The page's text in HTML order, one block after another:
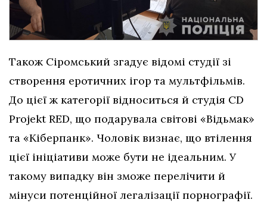
Також Сіромський згадує відомі студії зі
створення еротичних ігор та мультфільмів.
До цієї ж категорії відноситься й студія CD
Projekt RED, що подарувала світові «Відьмак»
та «Кіберпанк». Чоловік визнає, що втілення
цієї ініціативи може бути не ідеальним. У
такому випадку він зможе перелічити й
мінуси потенційної легалізації порнографії.